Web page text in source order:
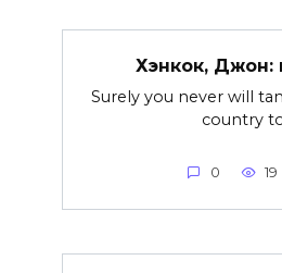
Хэнкок, Джон:
Surely you never will
country
0 19